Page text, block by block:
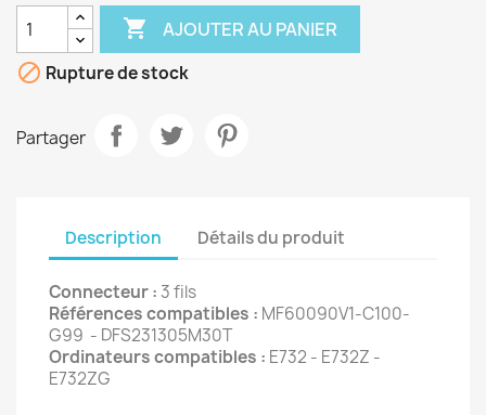
 AJOUTER AU PANIER
 Rupture de stock
Partager
Description Détails du produit
Connecteur :3 fils
Références compatibles : MF60090V1-C100-
G99 - DFS231305M30T
Ordinateurs compatibles : E732 - E732Z -
E732ZG